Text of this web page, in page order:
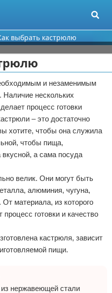
выбрать кастрюлю
и незаменимым
Наличие нескольких
процесс готовки
– это достаточно
хотите, чтобы она служила
чтобы пища,
а сама посуда
велик. Они могут быть
алюминия, чугуна,
материала, из которого
процесс готовки и качество
нержавеющей стали